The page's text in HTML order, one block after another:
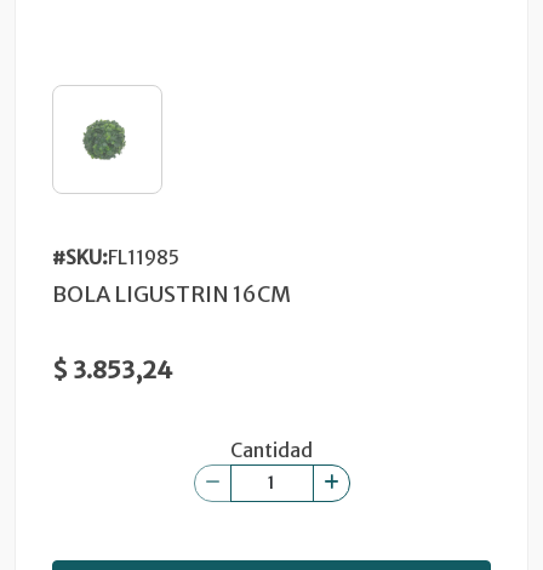
#SKU:FL11985
BOLA LIGUSTRIN 16CM
$ 3.853,24
Cantidad